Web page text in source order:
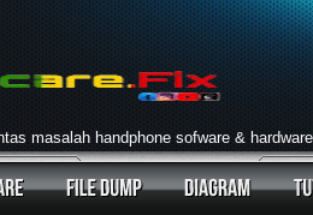
masalah handphone sofware & hardware